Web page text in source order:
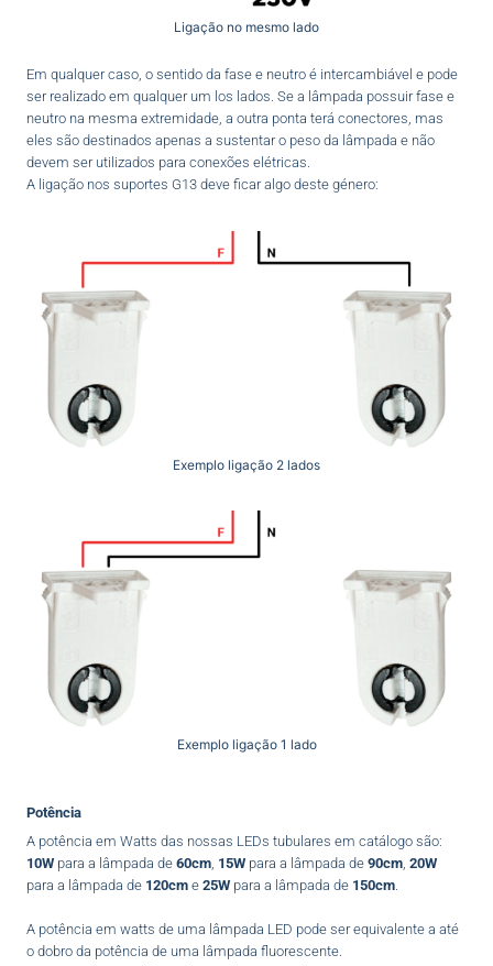
Ligação no mesmo lado
Em qualquer caso, o sentido da fase e neutro é intercambiável e pode
ser realizado em qualquer um los lados. Se a lâmpada possuir fase e
neutro na mesma extremidade, a outra ponta terá conectores, mas
eles são destinados apenas a sustentar o peso da lâmpada e não
devem ser utilizados para conexões elétricas.
A ligação nos suportes G13 deve ficar algo deste género:
Exemplo ligação 2 lados
Exemplo ligação 1 lado
Potência
A potência em Watts das nossas LEDs tubulares em catálogo são:
10W para a lâmpada de 60cm 15W para a lâmpada de 90cm 20W
para a lâmpada de 120cm e 25W para a lâmpada de 150cm
A potência em watts de uma lâmpada LED pode ser equivalente a até
o dobro da potência de uma lâmpada fluorescente.